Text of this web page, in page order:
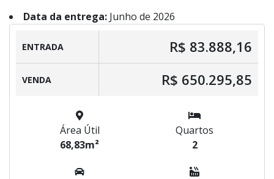
Data da entrega: Junho de 2026
ENTRADA R$ 83.888,16
VENDA R$ 650.295,85
Área Útil
68,83m²
Quartos
2